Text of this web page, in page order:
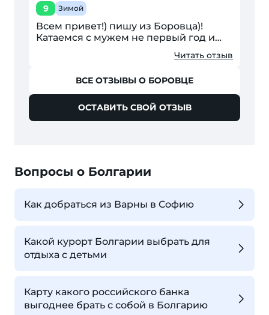
9 Зимой
Всем привет!) пишу из Боровца)!
Катаемся с мужем не первый год и
Кавказу посмотреть как люди заЧитать отзыв
ВСЕ ОТЗЫВЫ О БОРОВЦЕ
ОСТАВИТЬ СВОЙ ОТЗЫВ
Вопросы о Болгарии
Как добраться из Варны в Софию
Какой курорт Болгарии выбрать для
отдыха с детьми
Карту какого российского банка
выгоднее брать с собой в Болгарию